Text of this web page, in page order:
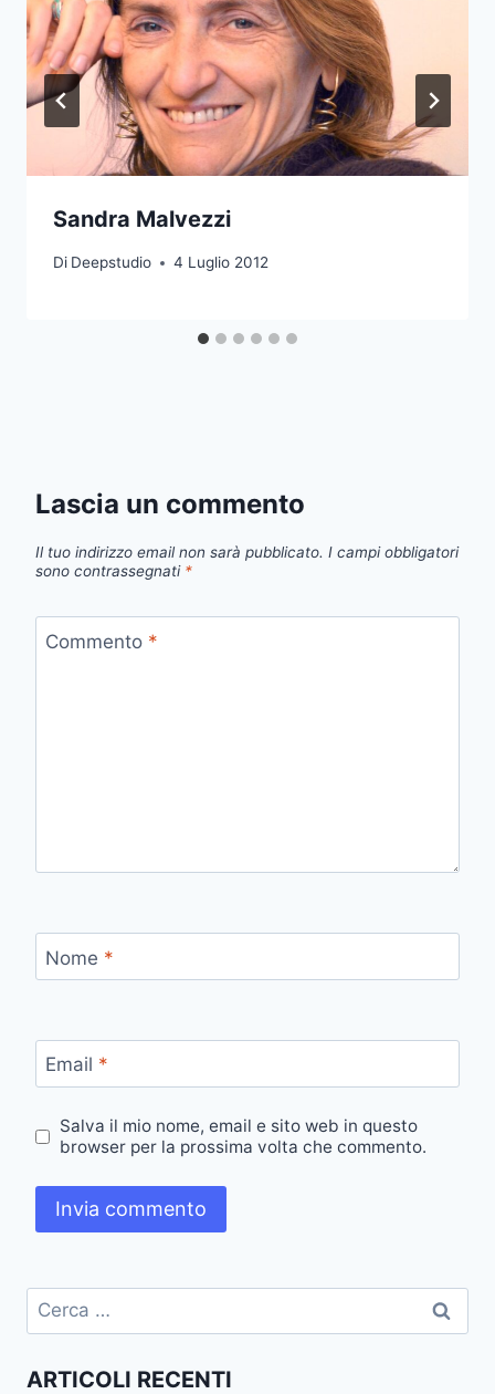
Sandra Malvezzi
Di Deepstudio 4 Luglio 2012
Lascia un commento
Il tuo indirizzo email non sarà pubblicato. I campi obbligatori
sono contrassegnati *
Commento *
Nome *
Email *
Salva il mio nome, email e sito web in questo
browser per la prossima volta che commento.
ARTICOLI RECENTI